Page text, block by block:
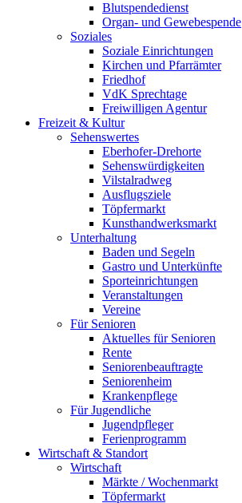
Blutspendedienst
Organ- und Gewebespende
Soziales
Soziale Einrichtungen
Kirchen und Pfarrämter
Friedhof
VdK Sprechtage
Freiwilligen Agentur
Freizeit & Kultur
Sehenswertes
Eberhofer-Drehorte
Sehenswürdigkeiten
Vilstalradweg
Ausflugsziele
Töpfermarkt
Kunsthandwerksmarkt
Unterhaltung
Baden und Segeln
Gastro und Unterkünfte
Sporteinrichtungen
Veranstaltungen
Vereine
Für Senioren
Aktuelles für Senioren
Rente
Seniorenbeauftragte
Seniorenheim
Krankenpflege
Für Jugendliche
Jugendpfleger
Ferienprogramm
Wirtschaft & Standort
Wirtschaft
Märkte / Wochenmarkt
Töpfermarkt